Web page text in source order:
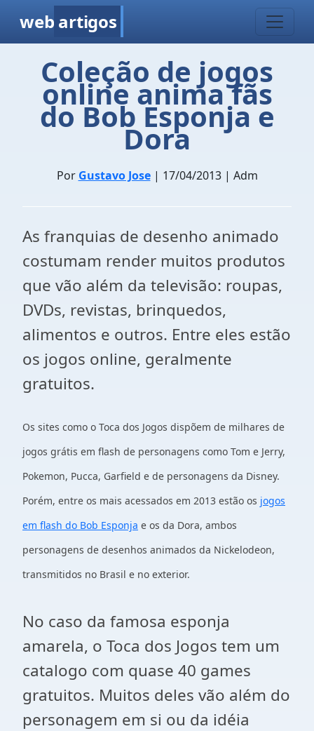
web artigos
Coleção de jogos
online anima fãs
do Bob Esponja e
Dora
Por Gustavo Jose| 17/04/2013 | Adm
As franquias de desenho animado
costumam render muitos produtos
que vão além da televisão: roupas,
DVDs, revistas, brinquedos,
alimentos e outros. Entre eles estão
os jogos online, geralmente
gratuitos.
Os sites como o Toca dos Jogos dispõem de milhares de
jogos grátis em flash de personagens como Tom e Jerry,
Pokemon, Pucca, Garfield e de personagens da Disney.
Porém, entre os mais acessados em 2013 estão os jogos
em flash do Bob Esponja e os da Dora, ambos
personagens de desenhos animados da Nickelodeon,
transmitidos no Brasil e no exterior.
No caso da famosa esponja
amarela, o Toca dos Jogos tem um
catalogo com quase 40 games
gratuitos. Muitos deles vão além do
personagem em si ou da idéia